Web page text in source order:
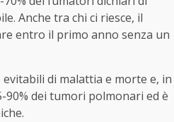
Anche tra chi ci riesce, il
entro il primo anno senza un
di malattia e morte e, in
90% dei tumori polmonari ed è